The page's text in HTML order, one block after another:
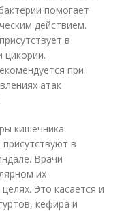
помогает
действием.
в
цикории.
при
атак
кишечника
в
Врачи
их
Это касается и
кефира и